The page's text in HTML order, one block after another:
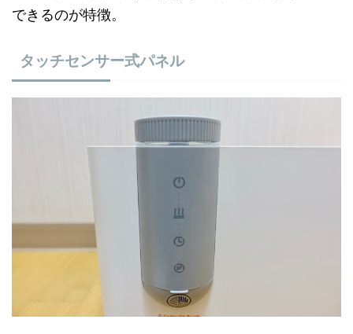
できるのが特徴。
タッチセンサー式パネル